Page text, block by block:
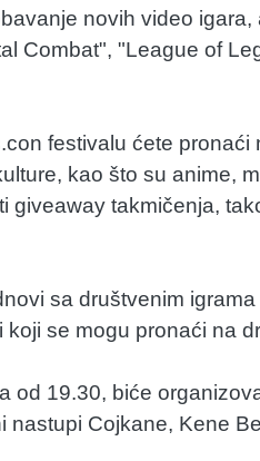
novih video
Combat", "League of
festivalu ćete
kao što su anime,
giveaway takmičenja,
sa društvenim
koji se mogu pronaći na
od 19.30, biće
nastupi Cojkane, Kene